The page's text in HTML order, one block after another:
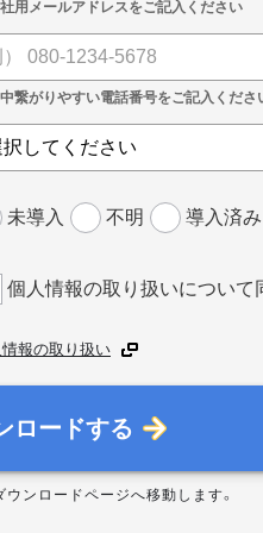
未導入 不明 導入済み
個人情報の取り扱いについて
報の取り扱い
ロードする
ウンロードページへ移動します。